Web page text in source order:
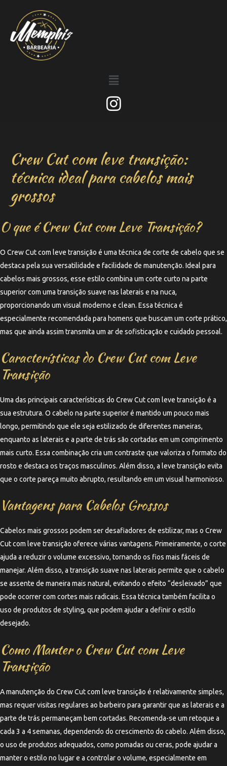
Crew Cut com leve transição:
técnica ideal para cabelos mais
grossos
O que é Crew Cut com Leve Transição?
O Crew Cut com leve transição é uma técnica de corte de cabelo que se
destaca pela sua versatilidade e facilidade de manutenção. Ideal para
cabelos mais grossos, esse estilo combina um corte curto na parte
superior com uma transição suave nas laterais e na nuca,
proporcionando um visual moderno e clean. Essa técnica é
especialmente recomendada para homens que buscam um corte prático,
mas que ainda assim transmita um ar de sofisticação e cuidado pessoal.
Características do Crew Cut com Leve
Transição
Uma das principais características do Crew Cut com leve transição é a
sua estrutura. O cabelo na parte superior é mantido um pouco mais
longo, permitindo que ele seja estilizado de diferentes maneiras,
enquanto as laterais e a parte de trás são cortadas em um comprimento
mais curto. Essa combinação cria um contraste que valoriza o formato do
rosto e destaca os traços masculinos. Além disso, a leve transição evita
que o corte pareça muito abrupto, resultando em um visual harmonioso.
Vantagens para Cabelos Grossos
Cabelos mais grossos podem ser desafiadores de estilizar, mas o Crew
Cut com leve transição oferece várias vantagens. Primeiramente, o corte
ajuda a reduzir o volume excessivo, tornando os fios mais fáceis de
manejar. Além disso, a transição suave nas laterais permite que o cabelo
se assente de maneira mais natural, evitando o efeito “desleixado” que
pode ocorrer com cortes mais radicais. Essa técnica também facilita o
uso de produtos de styling, que podem ajudar a definir o estilo
desejado.
Como Manter o Crew Cut com Leve
Transição
A manutenção do Crew Cut com leve transição é relativamente simples,
mas requer visitas regulares ao barbeiro para garantir que as laterais e a
parte de trás permaneçam bem cortadas. Recomenda-se um retoque a
cada 3 a 4 semanas, dependendo do crescimento do cabelo. Além disso,
o uso de produtos adequados, como pomadas ou ceras, pode ajudar a
manter o estilo no lugar e a controlar o volume, especialmente em